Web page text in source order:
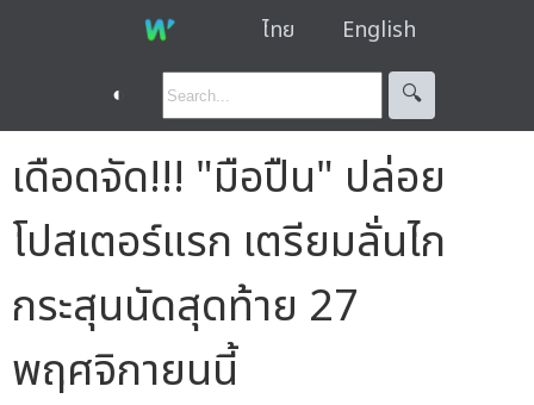
ไทย English
◐ 🔍︎
เดือดจัด!!! "มือปืน" ปล่อย
โปสเตอร์แรก เตรียมลั่นไก
กระสุนนัดสุดท้าย 27
พฤศจิกายนนี้